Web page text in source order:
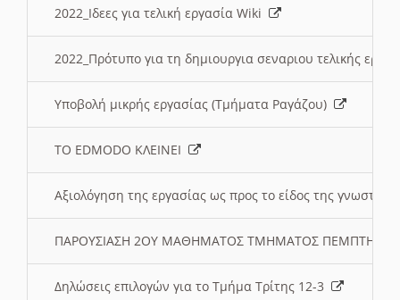
2022_Ιδεες για τελική εργασία Wiki
2022_Πρότυπο για τη δημιουργια σεναριου τελικής
Υποβολή μικρής εργασίας (Τμήματα Ραγάζου)
ΤΟ EDMODO ΚΛΕΙΝΕΙ
Αξιολόγηση της εργασίας ως προς το είδος της
ΠΑΡΟΥΣΙΑΣΗ 2ΟΥ ΜΑΘΗΜΑΤΟΣ ΤΜΗΜΑΤΟΣ
Δηλώσεις επιλογών για το Τμήμα Τρίτης 12-3